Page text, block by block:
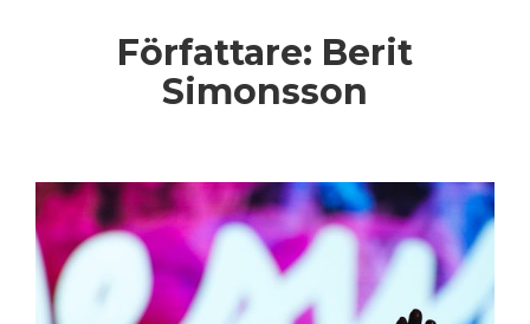
Författare: Berit
Simonsson